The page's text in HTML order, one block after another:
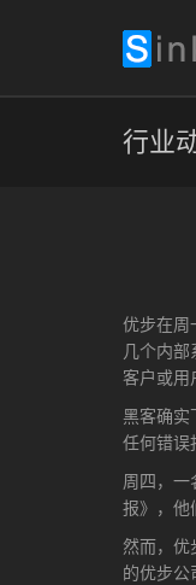
行业
优步在周
几个内
客户或用
黑客确实
任何错误
周四，
报》，他
然而，
的优步